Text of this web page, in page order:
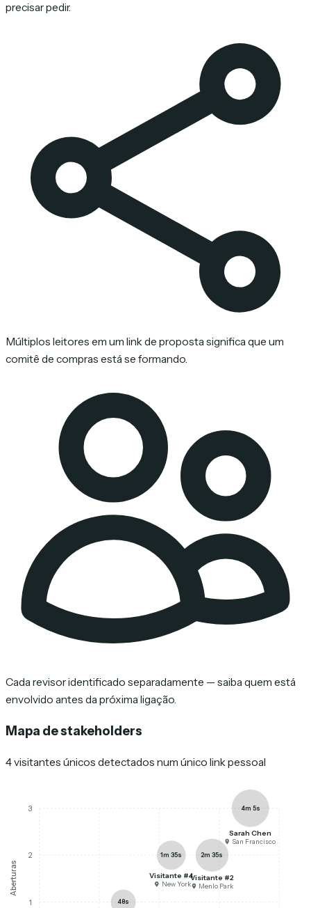
precisar pedir.
Múltiplos leitores em um link de proposta significa que um
comitê de compras está se formando.
Cada revisor identificado separadamente — saiba quem está
envolvido antes da próxima ligação.
Mapa de stakeholders
4 visitantes únicos detectados num único link pessoal
1
2
3
Aberturas
4m 5s
Sarah Chen
San Francisco
2m 35s
Visitante #2
Menlo Park
1m 35s
Visitante #4
New York
48s